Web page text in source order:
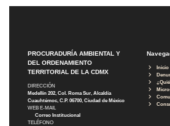
PROCURADURÍA AMBIENTAL Y
DEL ORDENAMIENTO
TERRITORIAL DE LA CDMX
DIRECCIÓN
Medellín 202, Col. Roma Sur, Alcaldía
Cuauhtémoc, C.P. 06700, Ciudad de México
WEB E-MAIL
Correo Institucional
TELÉFONO
Inicio